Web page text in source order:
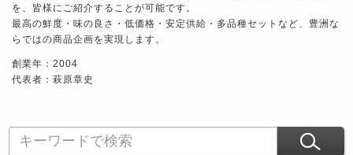
を、皆様にご紹介することが可能です。
最高の鮮度・味の良さ・低価格・安定供給・多品種セットなど、豊洲な
らではの商品企画を実現します。
創業年：2004
代表者：萩原章史